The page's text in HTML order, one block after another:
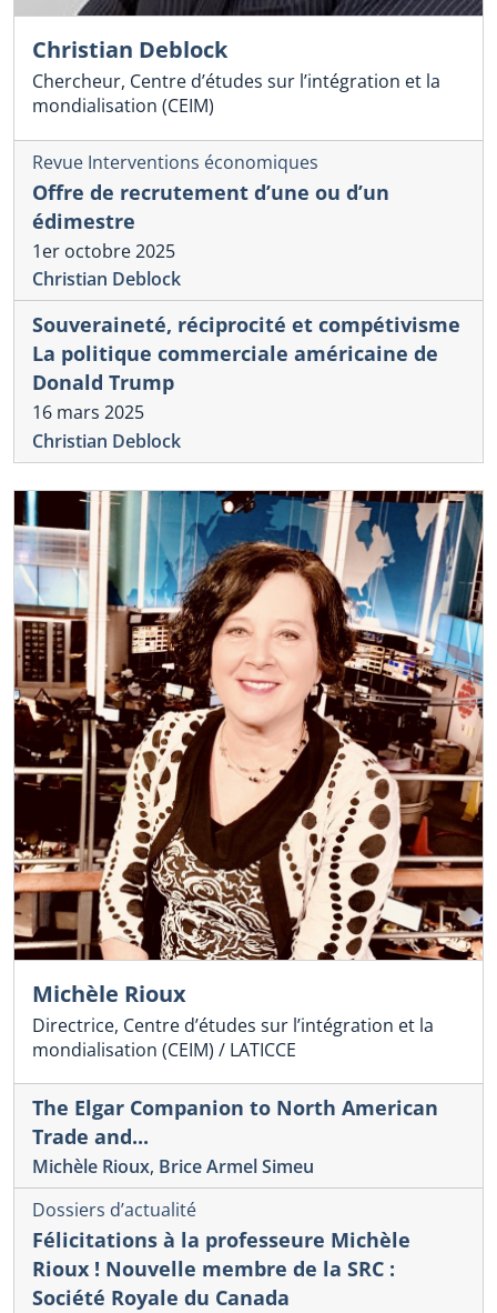
Christian Deblock
Chercheur, Centre d’études sur l’intégration et la
mondialisation (CEIM)
Revue Interventions économiques
Offre de recrutement d’une ou d’un
édimestre
1er octobre 2025
Christian Deblock
Souveraineté, réciprocité et compétivisme
La politique commerciale américaine de
Donald Trump
16 mars 2025
Christian Deblock
Michèle Rioux
Directrice, Centre d’études sur l’intégration et la
mondialisation (CEIM) / LATICCE
The Elgar Companion to North American
Trade and...
Michèle Rioux, Brice Armel Simeu
Dossiers d’actualité
Félicitations à la professeure Michèle
Rioux ! Nouvelle membre de la SRC :
Société Royale du Canada